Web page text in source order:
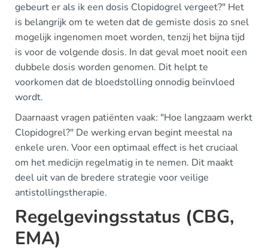
gebeurt er als ik een dosis Clopidogrel vergeet?" Het
is belangrijk om te weten dat de gemiste dosis zo snel
mogelijk ingenomen moet worden, tenzij het bijna tijd
is voor de volgende dosis. In dat geval moet nooit een
dubbele dosis worden genomen. Dit helpt te
voorkomen dat de bloedstolling onnodig beïnvloed
wordt.
Daarnaast vragen patiënten vaak: "Hoe langzaam werkt
Clopidogrel?" De werking ervan begint meestal na
enkele uren. Voor een optimaal effect is het cruciaal
om het medicijn regelmatig in te nemen. Dit maakt
deel uit van de bredere strategie voor veilige
antistollingstherapie.
Regelgevingsstatus (CBG,
EMA)